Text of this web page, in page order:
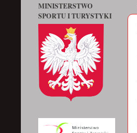
MINISTERSTWO
SPORTU I TURYSTYKI